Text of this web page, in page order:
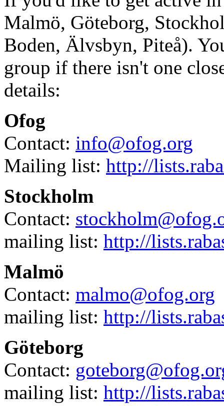
Malmö, Göteborg,
Boden, Älvsbyn, Piteå).
group if there isn't one
details:
Ofog
Contact: info@ofog.org
Mailing list: http://
Stockholm
Contact:
mailing list: http://
Malmö
Contact: malmo@ofog.org
mailing list: http://
Göteborg
Contact:
mailing list: http://